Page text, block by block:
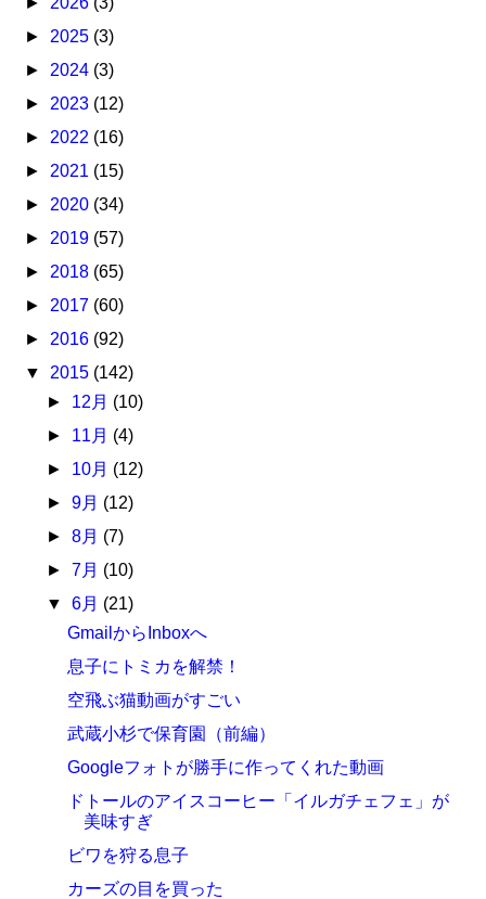
► 2025 (3)
► 2024 (3)
► 2023 (12)
► 2022 (16)
► 2021 (15)
► 2020 (34)
► 2019 (57)
► 2018 (65)
► 2017 (60)
► 2016 (92)
▼ 2015 (142)
► 12月 (10)
► 11月 (4)
► 10月 (12)
► 9月 (12)
► 8月 (7)
► 7月 (10)
▼ 6月 (21)
GmailからInboxへ
息子にトミカを解禁！
空飛ぶ猫動画がすごい
武蔵小杉で保育園（前編）
Googleフォトが勝手に作ってくれた動画
ドトールのアイスコーヒー「イルガチェフェ」が
美味すぎ
ビワを狩る息子
カーズの目を買った